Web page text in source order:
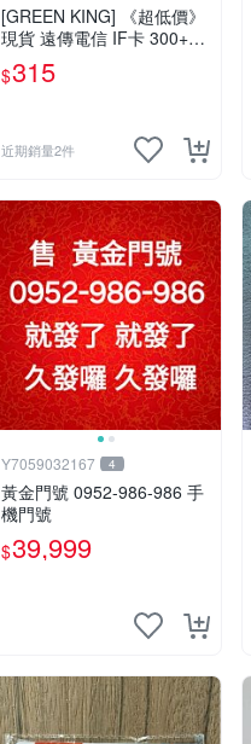
[GREEN KING] 《超低價》
現貨 遠傳電信 IF卡 300+50
通話費儲值卡 預付卡 電話
卡 面額350
$315
近期銷量2件
Y7059032167 4
黃金門號 0952-986-986 手
機門號
$39,999